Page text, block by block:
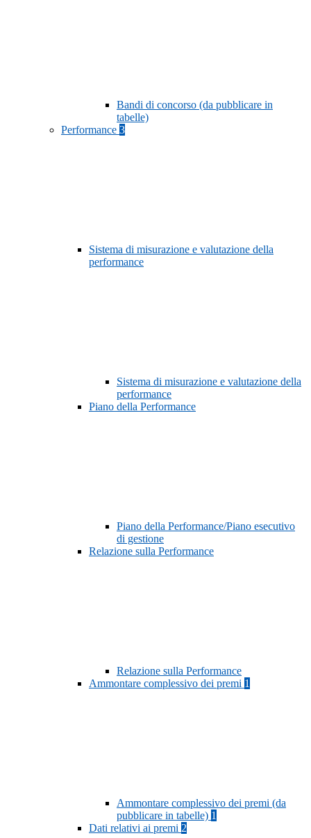
Bandi di concorso (da pubblicare in
tabelle)
Performance 3
Sistema di misurazione e valutazione della
performance
Sistema di misurazione e valutazione della
performance
Piano della Performance
Piano della Performance/Piano esecutivo
di gestione
Relazione sulla Performance
Relazione sulla Performance
Ammontare complessivo dei premi 1
Ammontare complessivo dei premi (da
pubblicare in tabelle) 1
Dati relativi ai premi 2